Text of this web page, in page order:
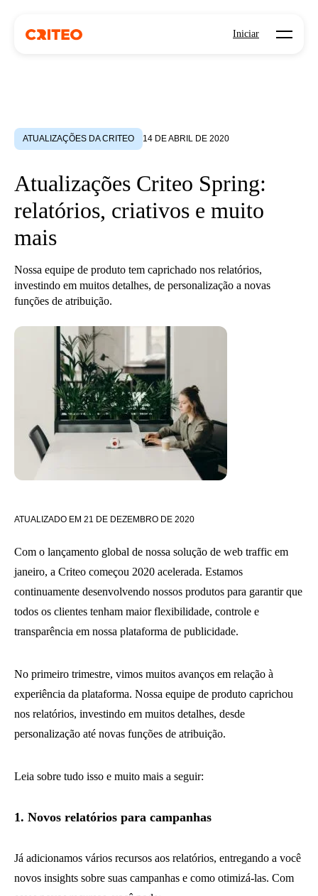
Iniciar Open
ATUALIZAÇÕES DA CRITEO 14 DE ABRIL DE 2020
Atualizações Criteo Spring:
relatórios, criativos e muito
mais
Nossa equipe de produto tem caprichado nos relatórios,
investindo em muitos detalhes, de personalização a novas
funções de atribuição.
ATUALIZADO EM 21 DE DEZEMBRO DE 2020
Com o lançamento global de nossa solução de web traffic em
janeiro, a Criteo começou 2020 acelerada. Estamos
continuamente desenvolvendo nossos produtos para garantir que
todos os clientes tenham maior flexibilidade, controle e
transparência em nossa plataforma de publicidade.
No primeiro trimestre, vimos muitos avanços em relação à
experiência da plataforma. Nossa equipe de produto caprichou
nos relatórios, investindo em muitos detalhes, desde
personalização até novas funções de atribuição.
Leia sobre tudo isso e muito mais a seguir:
1. Novos relatórios para campanhas
Já adicionamos vários recursos aos relatórios, entregando a você
novos insights sobre suas campanhas e como otimizá-las. Com